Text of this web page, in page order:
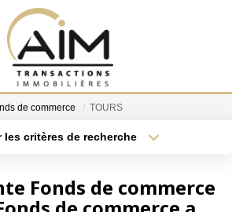
ACHETER
de commerce TOURS
les critères de recherche
Fonds de commerce